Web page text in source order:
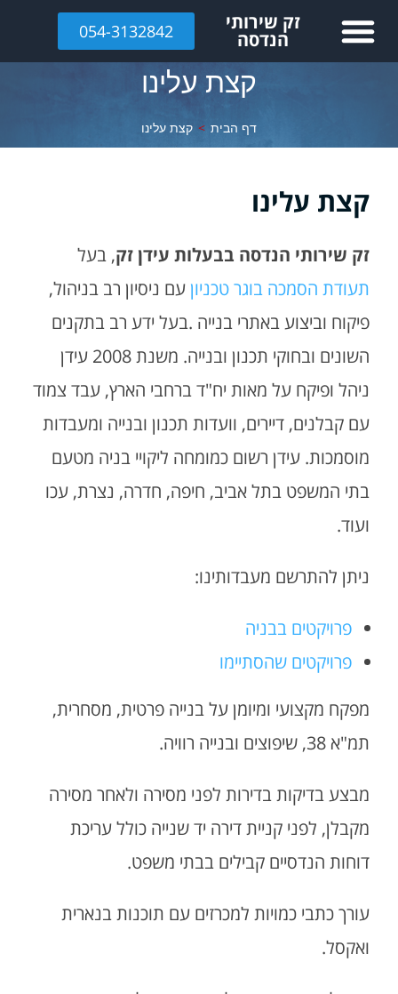
לתוכן זק שירותי
הנדסה 054-3132842
קצת עלינו
דף הבית > קצת עלינו
קצת עלינו
זק שירותי הנדסה בבעלות עידן זק, בעל
תעודת הסמכה בוגר טכניוןעם ניסיון רב בניהול,
פיקוח וביצוע באתרי בנייה .בעל ידע רב בתקנים
השונים ובחוקי תכנון ובנייה. משנת 2008 עידן
ניהל ופיקח על מאות יח"ד ברחבי הארץ, עבד צמוד
עם קבלנים, דיירים, וועדות תכנון ובנייה ומעבדות
מוסמכות. עידן רשום כמומחה ליקויי בניה מטעם
בתי המשפט בתל אביב, חיפה, חדרה, נצרת, עכו
ועוד.
ניתן להתרשם מעבדותינו:
פרויקטים בבניה
פרויקטים שהסתיימו
מפקח מקצועי ומיומן על בנייה פרטית, מסחרית,
תמ"א 38, שיפוצים ובנייה רוויה.
מבצע בדיקות בדירות לפני מסירה ולאחר מסירה
מקבלן, לפני קניית דירה יד שנייה כולל עריכת
דוחות הנדסיים קבילים בבתי משפט.
עורך כתבי כמויות למכרזים עם תוכנות בנארית
ואקסל.